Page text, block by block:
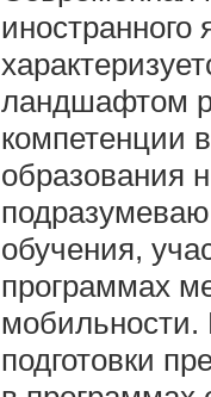
иностранного
ландшафтом
компетенции
образования
обучения,
программах
мобильности.
подготовки